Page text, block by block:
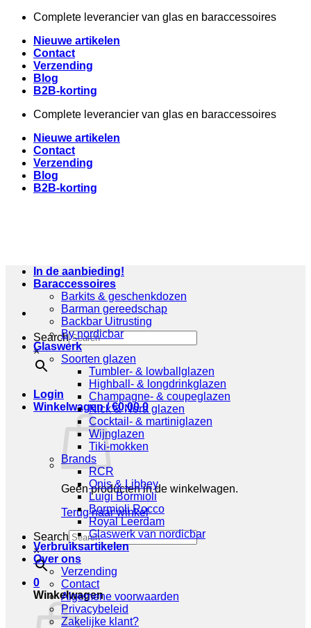
inhoud
Complete leverancier van glas en baraccessoires
Nieuwe artikelen
Contact
Verzending
Blog
B2B-korting
Complete leverancier van glas en baraccessoires
Nieuwe artikelen
Contact
Verzending
Blog
B2B-korting
Search
×
Login
Winkelwagen /€0,00 0
Geen producten in de winkelwagen.
Terug naar winkel
Search
×
0
Winkelwagen
In de aanbieding!
Baraccessoires
Barkits & geschenkdozen
Barman gereedschap
Backbar Uitrusting
By nordicbar
Glaswerk
Soorten glazen
Tumbler- & lowballglazen
Highball- & longdrinkglazen
Champagne- & coupeglazen
Nick & Nora glazen
Cocktail- & martiniglazen
Wijnglazen
Tiki-mokken
Brands
RCR
Onis & Libbey
Luigi Bormioli
Bormioli Rocco
Royal Leerdam
Glaswerk van nordicbar
Verbruiksartikelen
Over ons
Verzending
Contact
Algemene voorwaarden
Privacybeleid
Zakelijke klant?